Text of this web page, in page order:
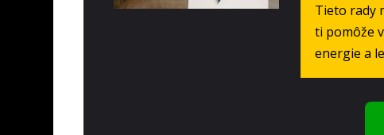
Tieto rady
ti pomôže
energie a